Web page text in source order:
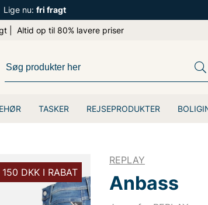
Lige nu: fri fragt
| Altid op til 80% lavere priser
TASKER REJSEPRODUKTER
DKK I RABAT
REPLAY
Anbass